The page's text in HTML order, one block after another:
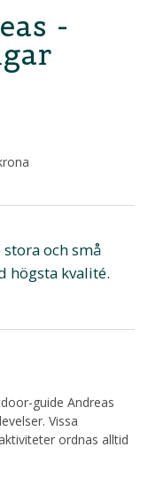
-
och små
högsta kvalité.
guide Andreas
Vissa
ordnas alltid